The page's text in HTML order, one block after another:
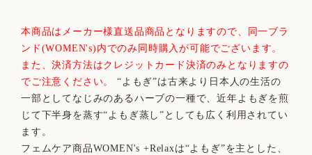
本商品はメーカー様直送品商品となりますので、同一ブラ
ンド(WOMEN's)内でのみ同時購入が可能でございます。
また、決済方法はクレジットカード決済のみとなりますの
でご注意ください。
“よもぎ”は古来より日本人の生活の
一部としてなじみのあるハーブの一種で、近年よもぎを煎
じて下半身を蒸す“よもぎ蒸し”としても広く利用されてい
ます。
フェムケア商品WOMEN's +Relaxは“よもぎ”を主とした、